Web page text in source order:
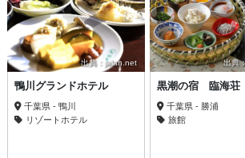
出典：jalan.net
鴨川グランドホテル
千葉県 - 鴨川
リゾートホテル
出典
黒潮の宿 臨海荘
千葉県 - 勝浦
旅館